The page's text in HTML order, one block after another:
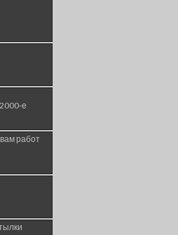
е
работ